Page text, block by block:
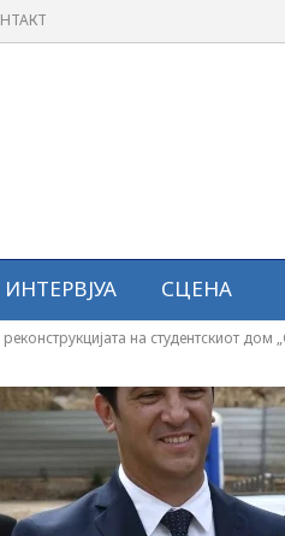
ИНТЕРВЈУА СЦЕНА
на студентскиот дом